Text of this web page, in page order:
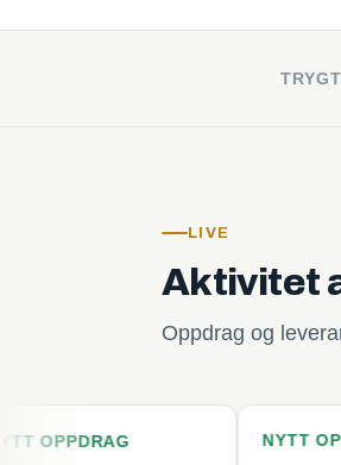
LIVE
Aktivitet
Oppdrag og
NYTT OPPDRAG